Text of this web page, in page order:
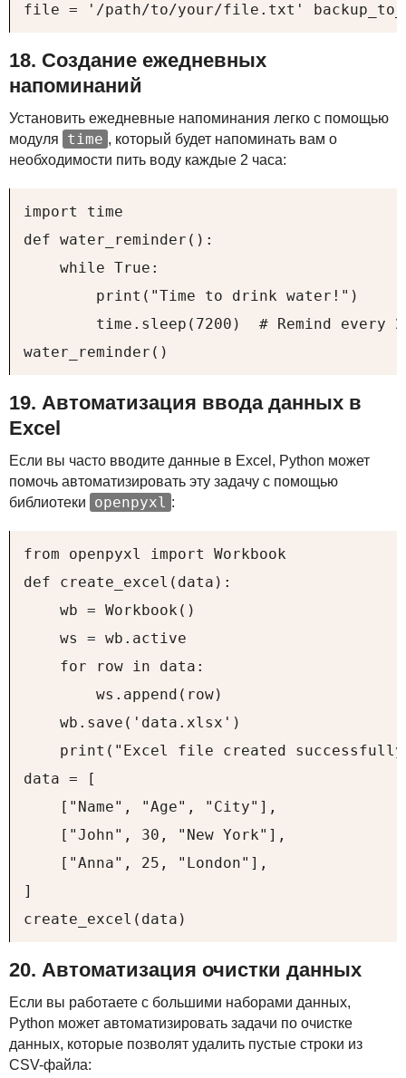
file = '/path/to/your/file.txt'
18. Создание ежедневных
напоминаний
Установить ежедневные напоминания легко с помощью
модуля
time , который будет напоминать вам о
необходимости пить воду каждые 2 часа:
import time
def water_reminder():
    while True:
        print("Time to drink water!")
time.sleep(7200)  # Remind every
water_reminder()
19. Автоматизация ввода данных в
Excel
Если вы часто вводите данные в Excel, Python может
помочь автоматизировать эту задачу с помощью
библиотеки
openpyxl :
from openpyxl import Workbook
def create_excel(data):
    wb = Workbook()
    ws = wb.active
    for row in data:
        ws.append(row)
    wb.save('data.xlsx')
print("Excel file created
data = [
    ["Name", "Age", "City"],
    ["John", 30, "New York"],
    ["Anna", 25, "London"],
]
create_excel(data)
20. Автоматизация очистки данных
Если вы работаете с большими наборами данных,
Python может автоматизировать задачи по очистке
данных, которые позволят удалить пустые строки из
CSV-файла: